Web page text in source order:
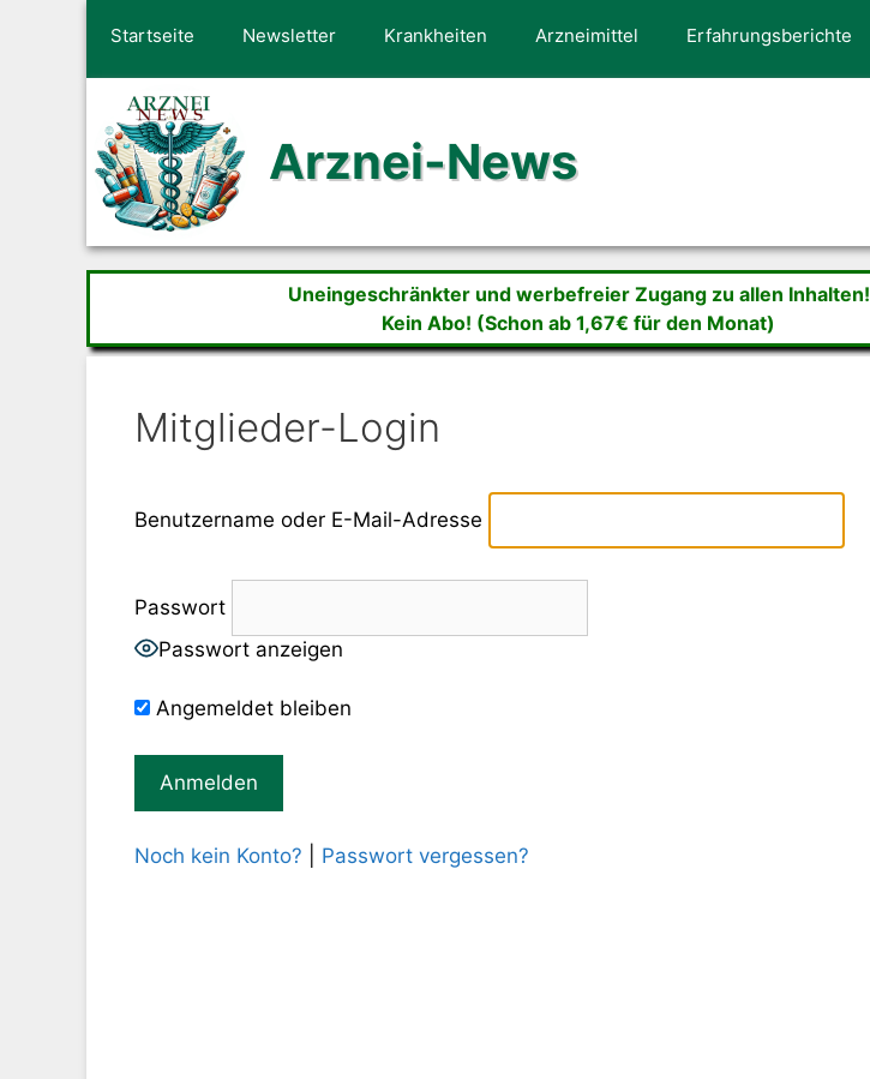
Startseite Newsletter Krankheiten Arzneimittel Erfahrungsberichte
Arznei-News
Uneingeschränkter und werbefreier Zugang zu allen Inhalten!
Kein Abo! (Schon ab 1,67€ für den Monat)
Mitglieder-Login
Benutzername oder E-Mail-Adresse
Passwort
Passwort anzeigen
Angemeldet bleiben
Noch kein Konto? Passwort vergessen?